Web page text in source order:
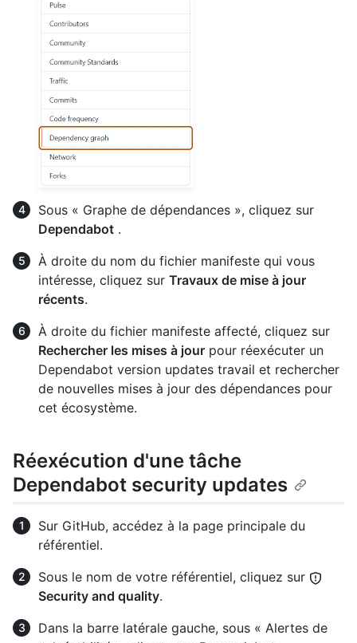
Sous « Graphe de dépendances », cliquez sur
Dependabot .
À droite du nom du fichier manifeste qui vous
intéresse, cliquez sur Travaux de mise à jour
récents.
À droite du fichier manifeste affecté, cliquez sur
Rechercher les mises à jour pour réexécuter un
Dependabot version updates travail et rechercher
de nouvelles mises à jour des dépendances pour
cet écosystème.
Réexécution d'une tâche
Dependabot security updates
Sur GitHub, accédez à la page principale du
référentiel.
Sous le nom de votre référentiel, cliquez sur
Security and quality.
Dans la barre latérale gauche, sous « Alertes de